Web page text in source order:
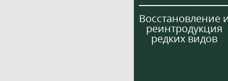
Восстановление
реинтродукция
редких видов